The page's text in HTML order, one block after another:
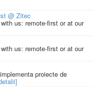
@ Zitec
us: remote-first or at our
us: remote-first or at our
proiecte de